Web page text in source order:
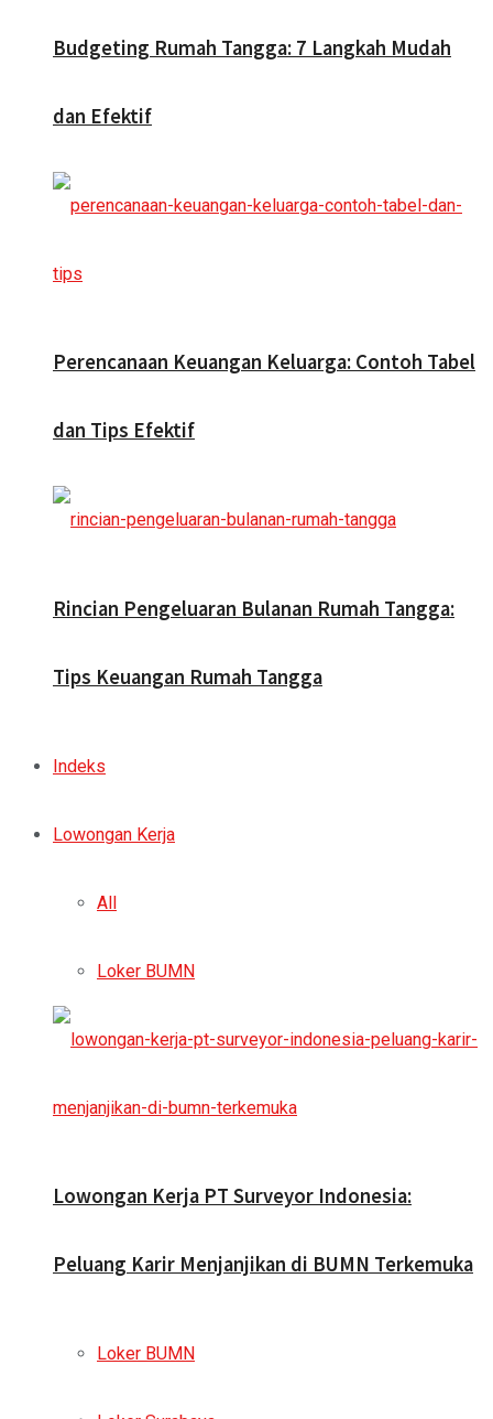
Budgeting Rumah Tangga: 7 Langkah Mudah
dan Efektif
Perencanaan Keuangan Keluarga: Contoh Tabel
dan Tips Efektif
Rincian Pengeluaran Bulanan Rumah Tangga:
Tips Keuangan Rumah Tangga
Indeks
Lowongan Kerja
All
Loker BUMN
Lowongan Kerja PT Surveyor Indonesia:
Peluang Karir Menjanjikan di BUMN Terkemuka
Loker BUMN